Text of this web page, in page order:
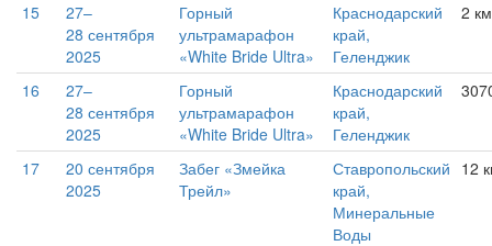
15
27–
28 сентября
2025
Горный
ультрамарафон
«White Bride Ultra»
Краснодарский
край,
Геленджик
2
16
27–
28 сентября
2025
Горный
ультрамарафон
«White Bride Ultra»
Краснодарский
край,
Геленджик
17
20 сентября
2025
Забег «Змейка
Трейл»
Ставропольский
край,
Минеральные
Воды
12